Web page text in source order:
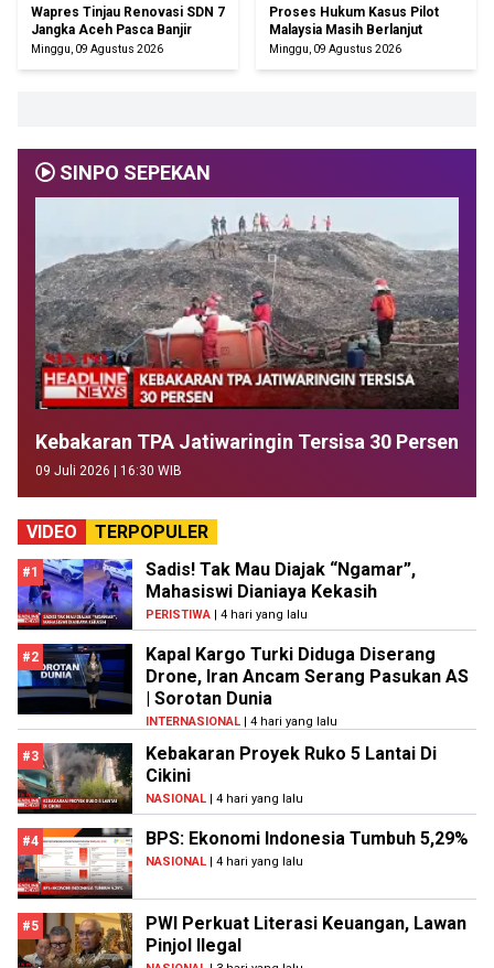
Wapres Tinjau Renovasi SDN 7
Jangka Aceh Pasca Banjir
Minggu, 09 Agustus 2026
Proses Hukum Kasus Pilot
Malaysia Masih Berlanjut
Minggu, 09 Agustus 2026
SINPO SEPEKAN
Kebakaran TPA Jatiwaringin Tersisa 30 Persen
09 Juli 2026 | 16:30 WIB
VIDEO TERPOPULER
#1
Sadis! Tak Mau Diajak “Ngamar”,
Mahasiswi Dianiaya Kekasih
PERISTIWA | 4 hari yang lalu
#2
Kapal Kargo Turki Diduga Diserang
Drone, Iran Ancam Serang Pasukan AS
| Sorotan Dunia
INTERNASIONAL | 4 hari yang lalu
#3
Kebakaran Proyek Ruko 5 Lantai Di
Cikini
NASIONAL | 4 hari yang lalu
#4 BPS: Ekonomi Indonesia Tumbuh 5,29%
NASIONAL | 4 hari yang lalu
#5
PWI Perkuat Literasi Keuangan, Lawan
Pinjol Ilegal